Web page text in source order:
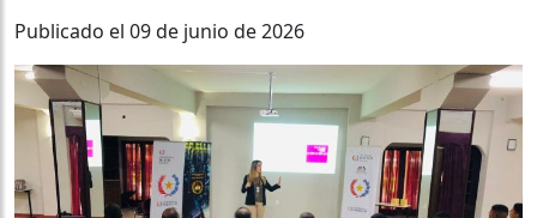
Publicado el 09 de junio de 2026